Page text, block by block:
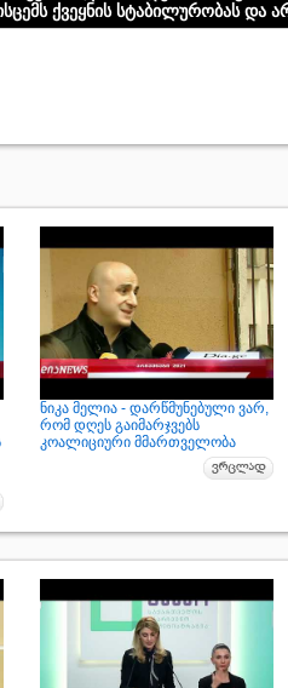
ქვეყნის სტაბილურობას და
ნიკა მელია - დარწმუნებული ვარ,
რომ დღეს გაიმარჯვებს
კოალიციური მმართველობა